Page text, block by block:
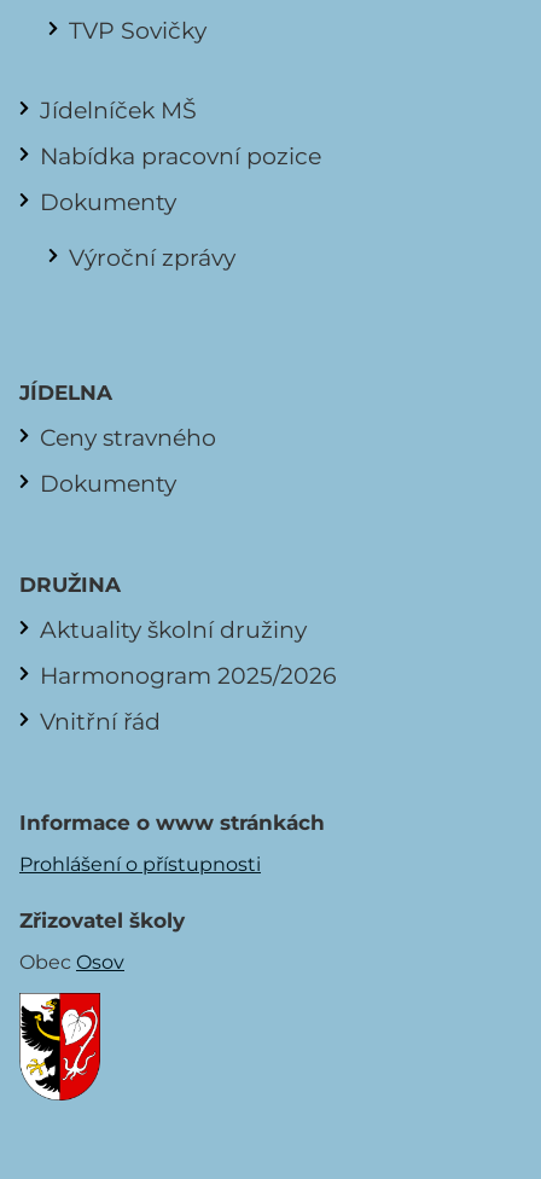
TVP Sovičky
Jídelníček MŠ
Nabídka pracovní pozice
Dokumenty
Výroční zprávy
JÍDELNA
Ceny stravného
Dokumenty
DRUŽINA
Aktuality školní družiny
Harmonogram 2025/2026
Vnitřní řád
Informace o www stránkách
Prohlášení o přístupnosti
Zřizovatel školy
Obec Osov